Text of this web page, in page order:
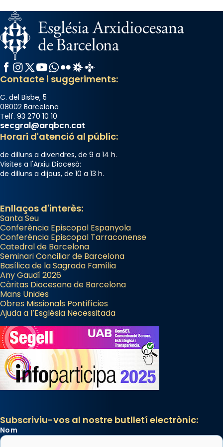
Facebook
Instagram
X / Twitter
YouTube
WhatsApp
FlickrRadio Estel
Catalunya Cristiana
Contacte i suggeriments:
C. del Bisbe, 5
08002 Barcelona
Telf. 93 270 10 10
secgral@arqbcn.cat
Horari d'atenció al públic:
de dilluns a divendres, de 9 a 14 h.
Visites a l'Arxiu Diocesà:
de dilluns a dijous, de 10 a 13 h.
Enllaços d'interès:
Santa Seu
Conferència Episcopal Espanyola
Conferència Episcopal Tarraconense
Catedral de Barcelona
Seminari Conciliar de Barcelona
Basílica de la Sagrada Família
Any Gaudí 2026
Càritas Diocesana de Barcelona
Mans Unides
Obres Missionals Pontifícies
Ajuda a l’Església Necessitada
Subscriviu-vos al nostre butlletí electrònic:
Nom